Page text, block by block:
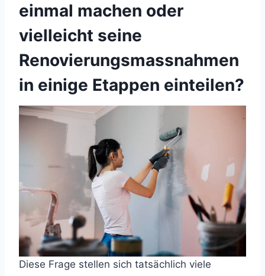
einmal machen oder
vielleicht seine
Renovierungsmassnahmen
in einige Etappen einteilen?
Diese Frage stellen sich tatsächlich viele